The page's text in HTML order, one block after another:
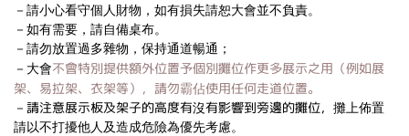
－請小心看守個人財物，如有損失請恕大會並不負責。
－如有需要，請自備桌布。
－請勿放置過多雜物，保持通道暢通；
－大會不會特別提供額外位置予個別攤位作更多展示之用（例如展
架、易拉架、衣架等），請勿霸佔使用任何走道位置。
－ 請注意展示板及架子的高度有沒有影響到旁邊的攤位， 攤上佈置
請以不打擾他人及造成危險為優先考慮。